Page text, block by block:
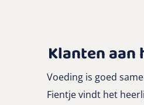
Klanten aan
Voeding is goed
Fientje vindt het